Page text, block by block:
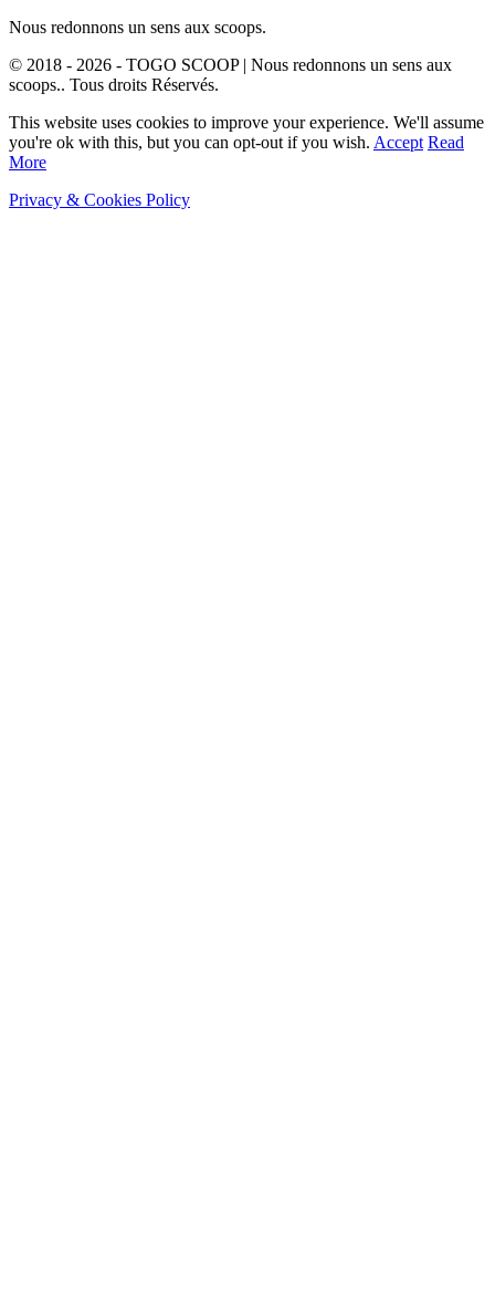
Nous redonnons un sens aux scoops.
© 2018 - 2026 - TOGO SCOOP | Nous redonnons un sens aux
scoops.. Tous droits Réservés.
This website uses cookies to improve your experience. We'll assume
you're ok with this, but you can opt-out if you wish. Accept Read
More
Privacy & Cookies Policy